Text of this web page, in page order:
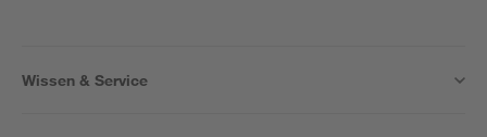
Wissen & Service